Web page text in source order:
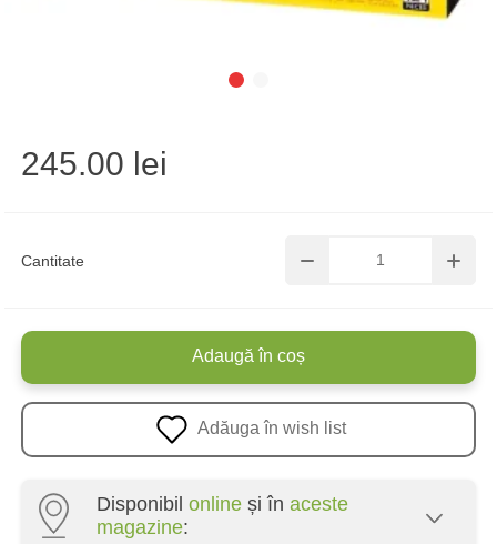
Cantitate
245.00 lei
Adaugă în coș
Adăuga în wish list
Disponibil online și în aceste
magazine: